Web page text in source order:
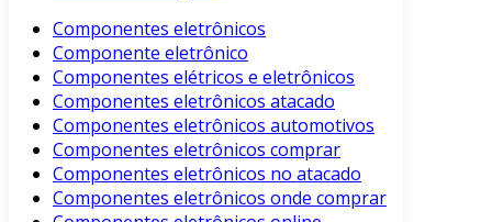
Componentes eletrônicos
Componente eletrônico
Componentes elétricos e eletrônicos
Componentes eletrônicos atacado
Componentes eletrônicos automotivos
Componentes eletrônicos comprar
Componentes eletrônicos no atacado
Componentes eletrônicos onde comprar